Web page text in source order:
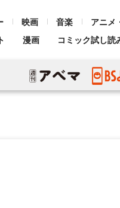
映画 音楽 アニメ
漫画 コミック試し読